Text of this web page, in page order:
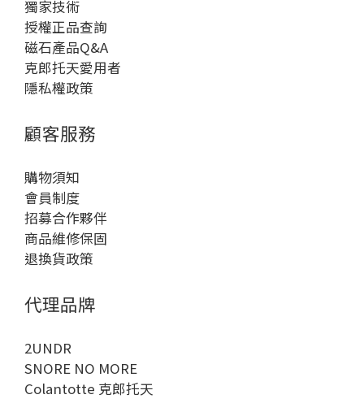
獨家技術
授權正品查詢
磁石產品Q&A
克郎托天愛用者
隱私權政策
顧客服務
購物須知
會員制度
招募合作夥伴
商品維修保固
退換貨政策
代理品牌
2UNDR
SNORE NO MORE
Colantotte 克郎托天